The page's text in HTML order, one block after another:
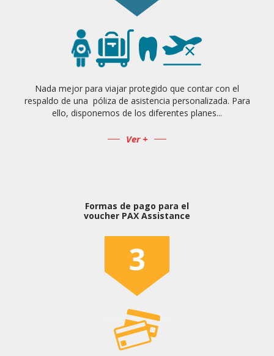
Nada mejor para viajar protegido que contar con el
respaldo de una póliza de asistencia personalizada. Para
ello, disponemos de los diferentes planes...
Ver +
Formas de pago para el
voucher PAX Assistance
3